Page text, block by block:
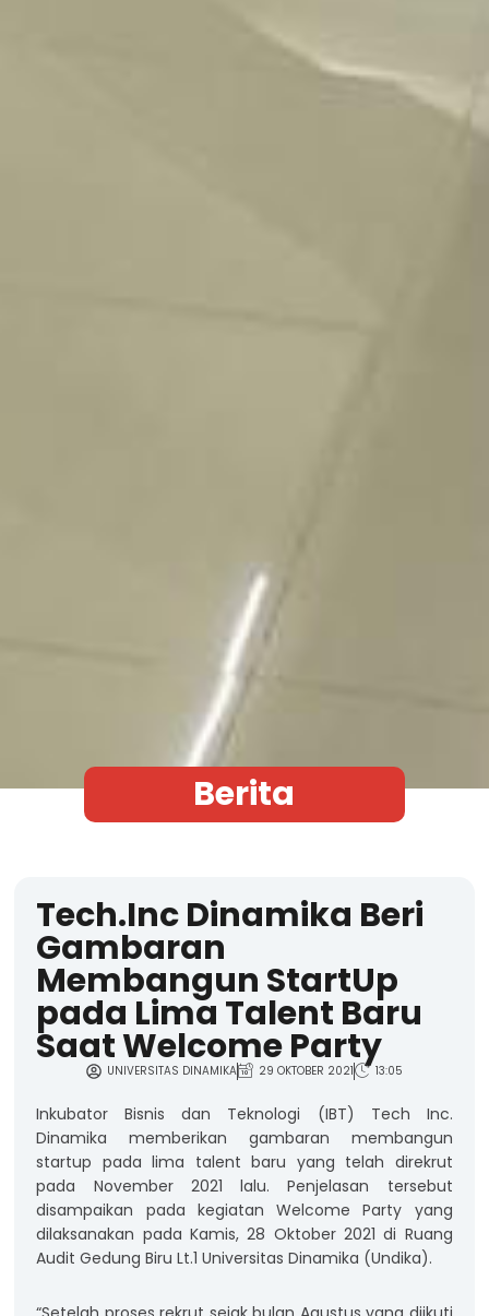
Berita
Tech.Inc Dinamika Beri
Gambaran
Membangun StartUp
pada Lima Talent Baru
Saat Welcome Party
UNIVERSITAS DINAMIKA 29 OKTOBER 2021 13:05
Inkubator Bisnis dan Teknologi (IBT) Tech Inc.
Dinamika memberikan gambaran membangun
startup pada lima talent baru yang telah direkrut
pada November 2021 lalu. Penjelasan tersebut
disampaikan pada kegiatan Welcome Party yang
dilaksanakan pada Kamis, 28 Oktober 2021 di Ruang
Audit Gedung Biru Lt.1 Universitas Dinamika (Undika).